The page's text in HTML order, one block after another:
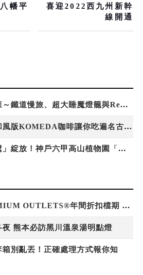
幡平
喜迎2022西九州新幹
線開通
放慢腳步遊青森～鐵道慢旅、超大睡魔燈籠與ReLabo質感溫泉
台灣吃不到！和風版KOMEDA咖啡讓你吃遍名古屋在地美食
稀有「飛天白鷺」綻放！神戶六甲高山植物園「鷺草」珍貴現身
把握日本PREMIUM OUTLETS®年間折扣檔期 越買越划算
熊本必訪黑川溫泉湯明點燈
別亂丟！正確處理方式報你知